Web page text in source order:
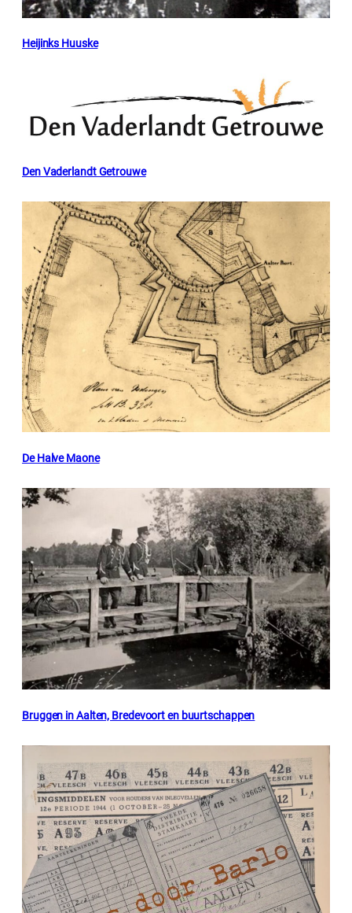
Heijinks Huuske
Den Vaderlandt Getrouwe
De Halve Maone
Bruggen in Aalten, Bredevoort en buurtschappen